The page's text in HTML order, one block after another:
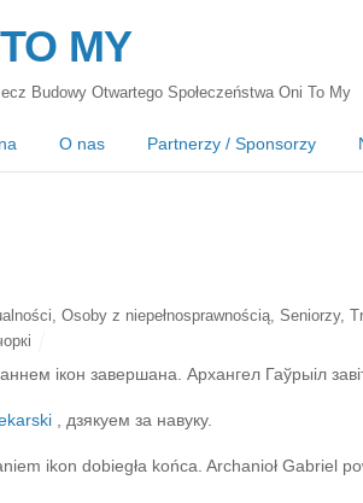
MY
Budowy Otwartego Społeczeństwa Oni To My
O nas Partnerzy / Sponsorzy
Osoby z niepełnosprawnością, Seniorzy,
ікон завершана. Архангел Гаўрыіл
, дзякуем за навуку.
ikon dobiegła końca. Archanioł Gabriel